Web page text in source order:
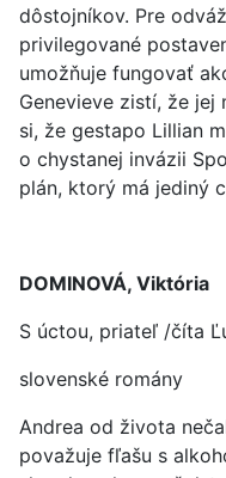
dôstojníkov. Pre
privilegované
umožňuje fungovať
Genevieve zistí, že jej
si, že gestapo Lillian
o chystanej invázii
plán, ktorý má jediný
DOMINOVÁ, Viktória
S úctou, priateľ /číta
slovenské romány
Andrea od života
považuje fľašu s